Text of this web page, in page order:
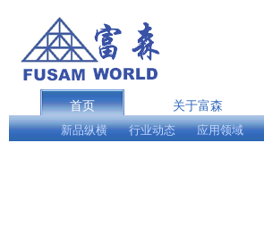
首页 关于富森
在线服务
新品纵横 行业动态 应用领域